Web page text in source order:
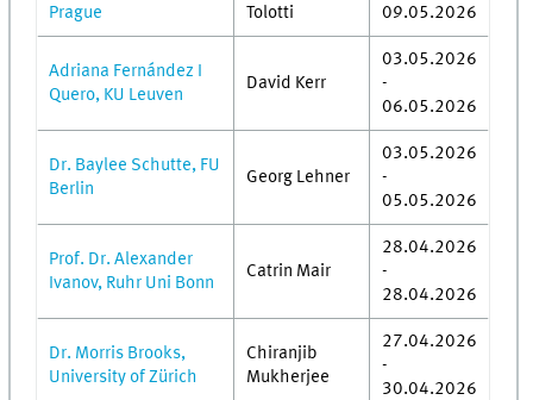
Prague
Tolotti
09.05.2026
Adriana Fernández I
Quero, KU Leuven
David Kerr
03.05.2026
-
06.05.2026
Dr. Baylee Schutte, FU
Berlin
Georg Lehner
03.05.2026
-
05.05.2026
Prof. Dr. Alexander
Ivanov, Ruhr Uni Bonn
Catrin Mair
28.04.2026
-
28.04.2026
Dr. Morris Brooks,
University of Zürich
Chiranjib
Mukherjee
27.04.2026
-
30.04.2026